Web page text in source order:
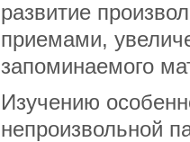
развитие
приемами,
запоминаемого
Изучению
непроизвольной